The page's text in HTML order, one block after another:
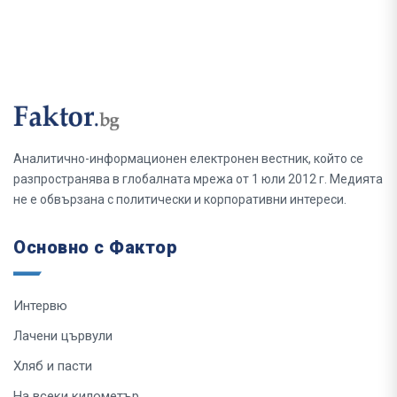
Аналитично-информационен електронен вестник, който се
разпространява в глобалната мрежа от 1 юли 2012 г. Медията
не е обвързана с политически и корпоративни интереси.
Основно с Фактор
Интервю
Лачени цървули
Хляб и пасти